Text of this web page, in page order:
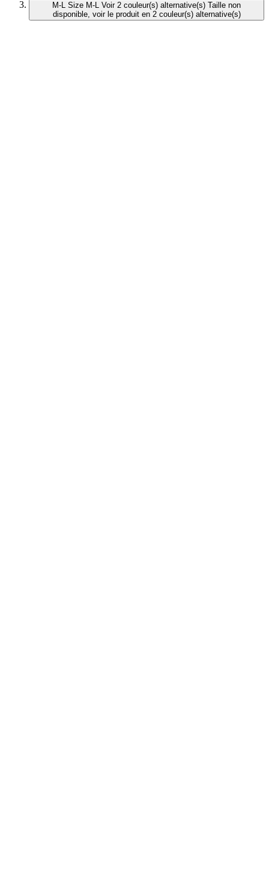
M-L Size M-L Voir 2 couleur(s) alternative(s) Taille non
disponible, voir le produit en 2 couleur(s) alternative(s)